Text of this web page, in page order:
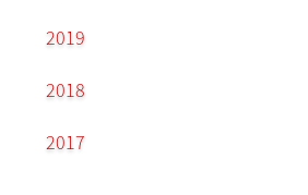
2019
2018
2017